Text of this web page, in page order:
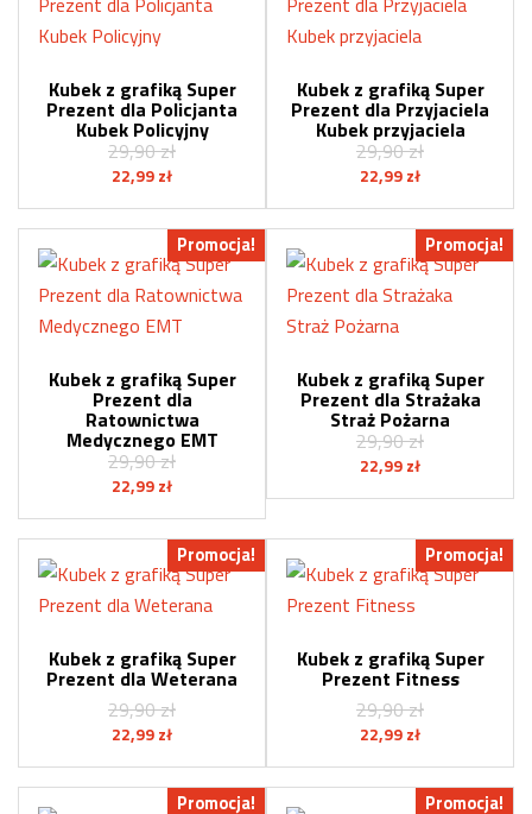
Kubek z grafiką Super
Prezent dla Policjanta
Kubek Policyjny
29,90zł
Pierwotna
wynosiła:
29,90 zł.
22,99 złAktualna
wynosi:
22,99 zł.
Kubek z grafiką Super
Prezent dla Przyjaciela
Kubek przyjaciela
29,90zł
Pierwotna
wynosiła:
29,90 zł.
22,99 złAktualna
wynosi:
22,99 zł.
Promocja!
Kubek z grafiką Super
Prezent dla
Ratownictwa
Medycznego EMT
29,90zł
Pierwotna
wynosiła:
29,90 zł.
22,99 złAktualna
wynosi:
22,99 zł.
Promocja!
Kubek z grafiką Super
Prezent dla Strażaka
Straż Pożarna
29,90zł
Pierwotna
29,90 zł.
22,99 złAktualna
22,99 zł.
Promocja!
Kubek z grafiką Super
Prezent dla Weterana
29,90zł
Pierwotna
wynosiła:
22,99 złAktualna
wynosi:
Promocja!
Kubek z grafiką Super
Prezent Fitness
29,90zł
Pierwotna
wynosiła:
22,99 złAktualna
wynosi:
Promocja! Promocja!